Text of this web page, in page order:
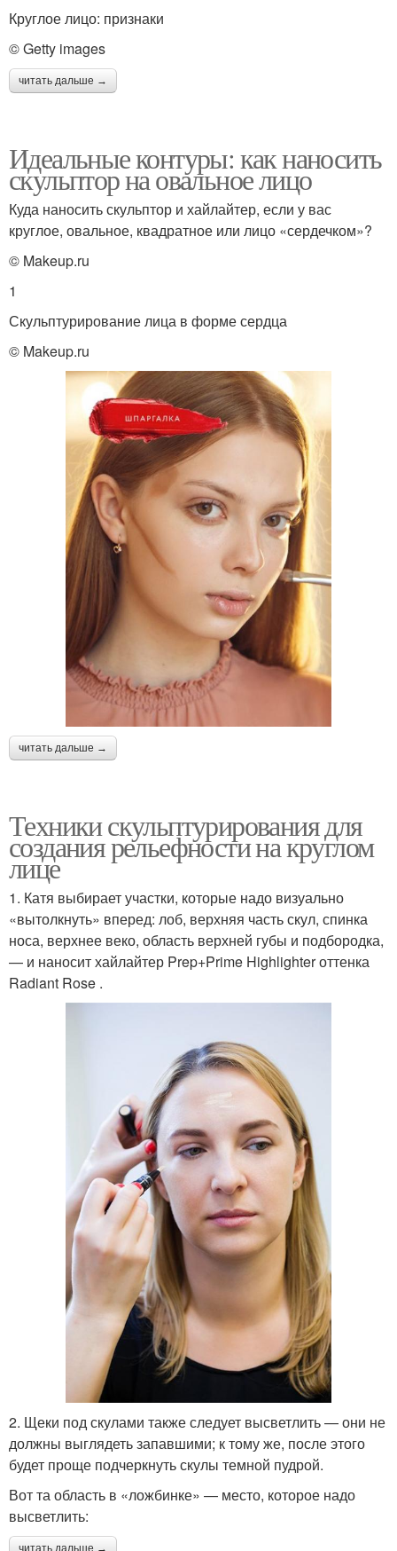
Круглое лицо: признаки
© Getty images
читать дальше →
Идеальные контуры: как наносить
скульптор на овальное лицо
Куда наносить скульптор и хайлайтер, если у вас
круглое, овальное, квадратное или лицо «сердечком»?
© Makeup.ru
1
Скульптурирование лица в форме сердца
© Makeup.ru
читать дальше →
Техники скульптурирования для
создания рельефности на круглом
лице
1. Катя выбирает участки, которые надо визуально
«вытолкнуть» вперед: лоб, верхняя часть скул, спинка
носа, верхнее веко, область верхней губы и подбородка,
— и наносит хайлайтер Prep+Prime Highlighter оттенка
Radiant Rose .
2. Щеки под скулами также следует высветлить — они не
должны выглядеть запавшими; к тому же, после этого
будет проще подчеркнуть скулы темной пудрой.
Вот та область в «ложбинке» — место, которое надо
высветлить: